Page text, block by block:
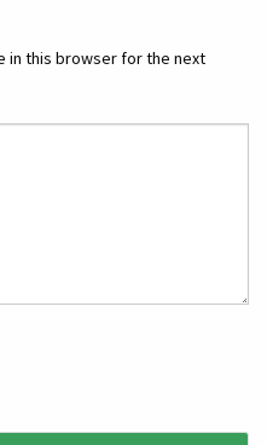
in this browser for the next